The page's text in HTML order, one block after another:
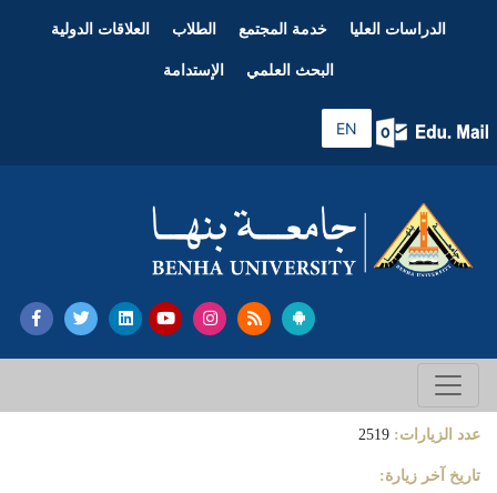
الدراسات العليا خدمة المجتمع الطلاب العلاقات الدولية
البحث العلمي الإستدامة
EN
عدد الزيارات: 2519
تاريخ آخر زيارة: